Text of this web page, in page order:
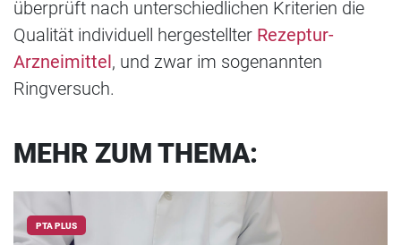
überprüft nach unterschiedlichen Kriterien die
Qualität individuell hergestellter Rezeptur-
Arzneimittel, und zwar im sogenannten
Ringversuch.
MEHR ZUM THEMA:
PTA PLUS